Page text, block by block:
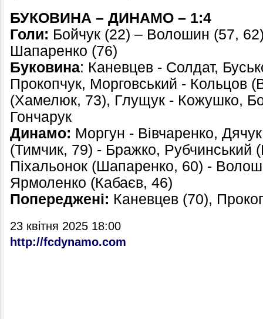
БУКОВИНА – ДИНАМО – 1:4
Голи: Бойчук (22) – Волошин (57,
Шапаренко (76)
Буковина: Каневцев - Солдат,
Прокопчук, Морговський - Кольцов
(Хамелюк, 73), Глущук - Кожушко,
Гончарук
Динамо: Моргун - Вівчаренко,
(Тимчик, 79) - Бражко, Рубчинський
Піхальонок (Шапаренко, 60) -
Ярмоленко (Кабаєв, 46)
Попереджені: Каневцев (70),
23 квітня 2025 18:00
http://fcdynamo.com